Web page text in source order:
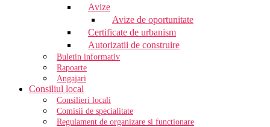
Avize
Avize de oportunitate
Certificate de urbanism
Autorizatii de construire
Buletin informativ
Rapoarte
Angajari
Consiliul local
Consilieri locali
Comisii de specialitate
Regulament de organizare si functionare